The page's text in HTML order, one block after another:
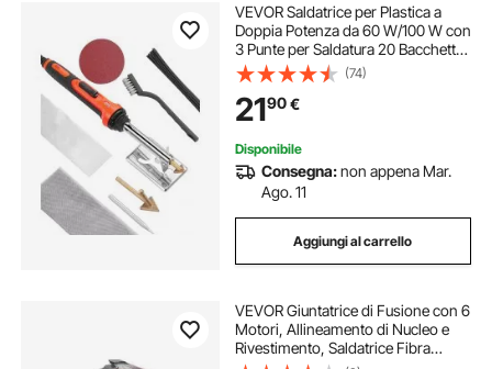
VEVOR Saldatrice per Plastica a
Doppia Potenza da 60 W/100 W con
3 Punte per Saldatura 20 Bacchette
per Saldatura, Strumento di
Saldatura per Riparazione Paraurti
Auto, Kayak, Giocattoli, Elettronica
(74)
2190€
Disponibile
Consegna:non appena Mar.
Ago. 11
Aggiungi al carrello
VEVOR Giuntatrice di Fusione con 6
Motori, Allineamento di Nucleo e
Rivestimento, Saldatrice Fibra